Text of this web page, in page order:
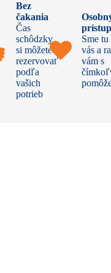
Bez
čakania
Čas
schôdzky
si môžete
rezervovať
podľa
vašich
potrieb
Sme tu
vás a
vám s